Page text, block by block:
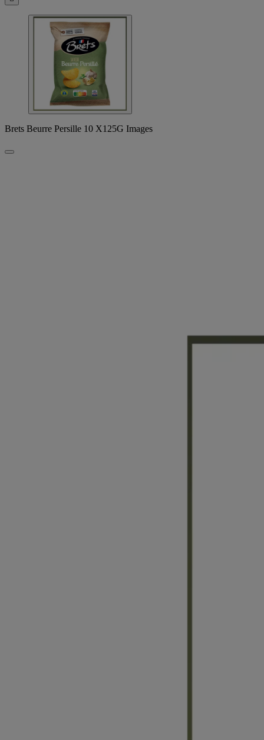
Brets Beurre Persille 10 X125G Images